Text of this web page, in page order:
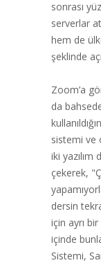
sonrası
serverlar
hem de
şeklinde
Zoom’a
da
sistemi ve
iki yazılım
çekerek,
dersin
için ayrı bir
içinde
Sistemi,